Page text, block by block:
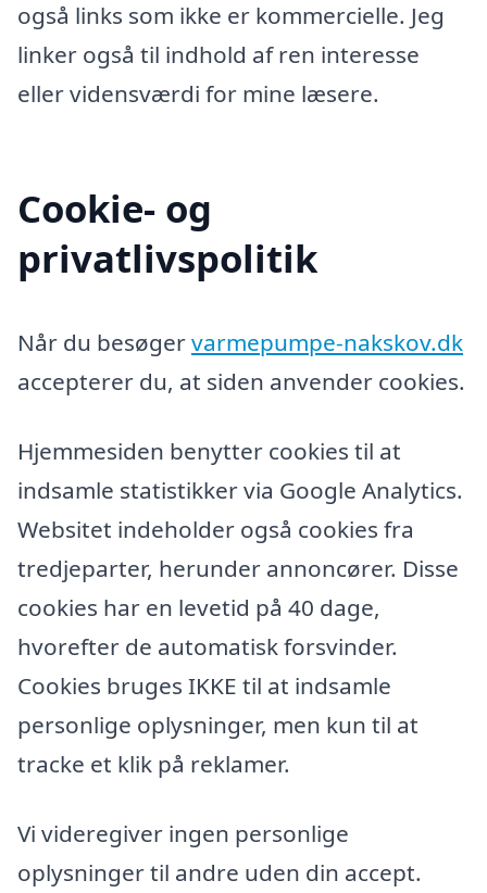
også links som ikke er kommercielle. Jeg
linker også til indhold af ren interesse
eller vidensværdi for mine læsere.
Cookie- og
privatlivspolitik
Når du besøgervarmepumpe-nakskov.dk
accepterer du, at siden anvender cookies.
Hjemmesiden benytter cookies til at
indsamle statistikker via Google Analytics.
Websitet indeholder også cookies fra
tredjeparter, herunder annoncører. Disse
cookies har en levetid på 40 dage,
hvorefter de automatisk forsvinder.
Cookies bruges IKKE til at indsamle
personlige oplysninger, men kun til at
tracke et klik på reklamer.
Vi videregiver ingen personlige
oplysninger til andre uden din accept.